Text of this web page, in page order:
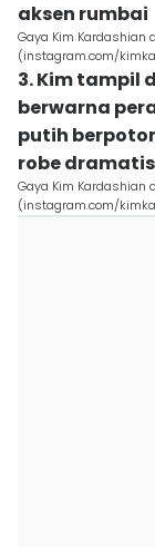
aksen rumbai
Gaya Kim Kardashian
(instagram.com/
3. Kim tampil
berwarna
putih
robe dramatis
Gaya Kim Kardashian
(instagram.com/